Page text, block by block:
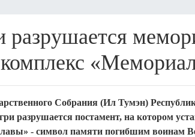
Собрания (Ил Тумэн)
разрушается постамент, на котором
- символ памяти погибшим воинам